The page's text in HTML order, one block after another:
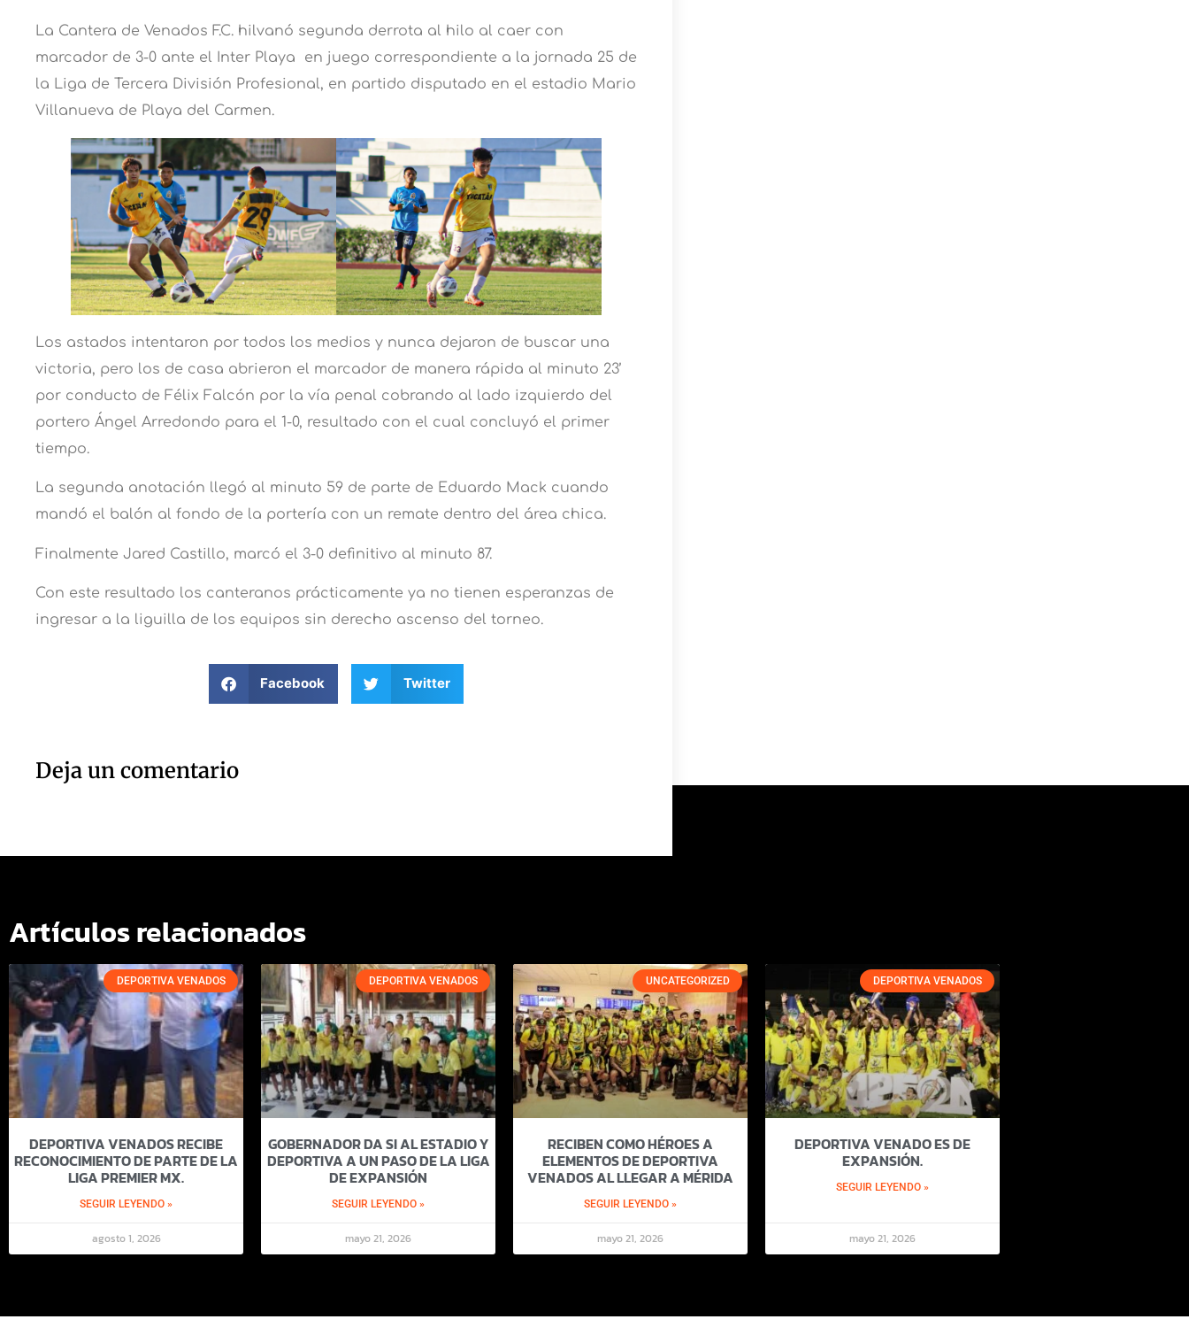
La Cantera de Venados F.C. hilvanó segunda derrota al hilo al caer con
marcador de 3-0 ante el Inter Playa en juego correspondiente a la jornada 25 de
la Liga de Tercera División Profesional, en partido disputado en el estadio Mario
Villanueva de Playa del Carmen.
Los astados intentaron por todos los medios y nunca dejaron de buscar una
victoria, pero los de casa abrieron el marcador de manera rápida al minuto 23’
por conducto de Félix Falcón por la vía penal cobrando al lado izquierdo del
portero Ángel Arredondo para el 1-0, resultado con el cual concluyó el primer
tiempo.
La segunda anotación llegó al minuto 59 de parte de Eduardo Mack cuando
mandó el balón al fondo de la portería con un remate dentro del área chica.
Finalmente Jared Castillo, marcó el 3-0 definitivo al minuto 87.
Con este resultado los canteranos prácticamente ya no tienen esperanzas de
ingresar a la liguilla de los equipos sin derecho ascenso del torneo.
Facebook Twitter
Deja un comentario
Artículos relacionados
DEPORTIVA VENADOS
DEPORTIVA VENADOS RECIBE
RECONOCIMIENTO DE PARTE DE LA
LIGA PREMIER MX.
SEGUIR LEYENDO »
agosto 1, 2026
DEPORTIVA VENADOS
GOBERNADOR DA SI AL ESTADIO Y
DEPORTIVA A UN PASO DE LA LIGA
DE EXPANSIÓN
SEGUIR LEYENDO »
mayo 21, 2026
UNCATEGORIZED
RECIBEN COMO HÉROES A
ELEMENTOS DE DEPORTIVA
VENADOS AL LLEGAR A MÉRIDA
SEGUIR LEYENDO »
mayo 21, 2026
DEPORTIVA VENADOS
DEPORTIVA VENADO ES DE
EXPANSIÓN.
SEGUIR LEYENDO »
mayo 21, 2026